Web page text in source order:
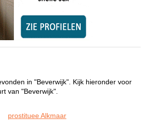
in "Beverwijk". Kijk hieronder voor
van "Beverwijk".
prostituee Alkmaar